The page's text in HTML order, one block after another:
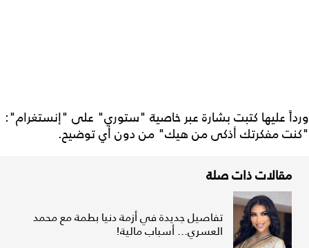
ورداً عليها كتبت بشارة عبر خاصية "ستوري" على "إنستغرام":
"كنت مفكرتك أذكى من هيك" من دون أي توضيح.
مقالات ذات صلة
تفاصيل جديدة في أزمة دنيا بطمة مع محمد
العسري... أسباب مالية!